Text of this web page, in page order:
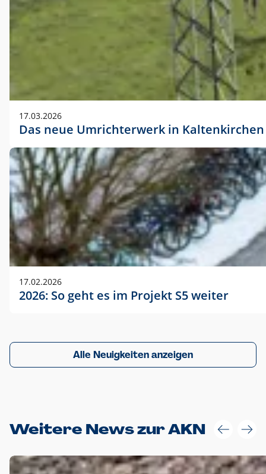
17.03.2026
Das neue Umrichterwerk in Kaltenkirchen
17.02.2026
2026: So geht es im Projekt S5 weiter
Alle Neuigkeiten anzeigen
Weitere News zur AKN